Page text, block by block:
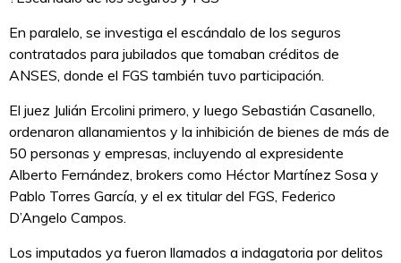
En paralelo, se investiga el escándalo de los seguros
contratados para jubilados que tomaban créditos de
ANSES, donde el FGS también tuvo participación.
El juez Julián Ercolini primero, y luego Sebastián Casanello,
ordenaron allanamientos y la inhibición de bienes de más de
50 personas y empresas, incluyendo al expresidente
Alberto Fernández, brokers como Héctor Martínez Sosa y
Pablo Torres García, y el ex titular del FGS, Federico
D’Angelo Campos.
Los imputados ya fueron llamados a indagatoria por delitos